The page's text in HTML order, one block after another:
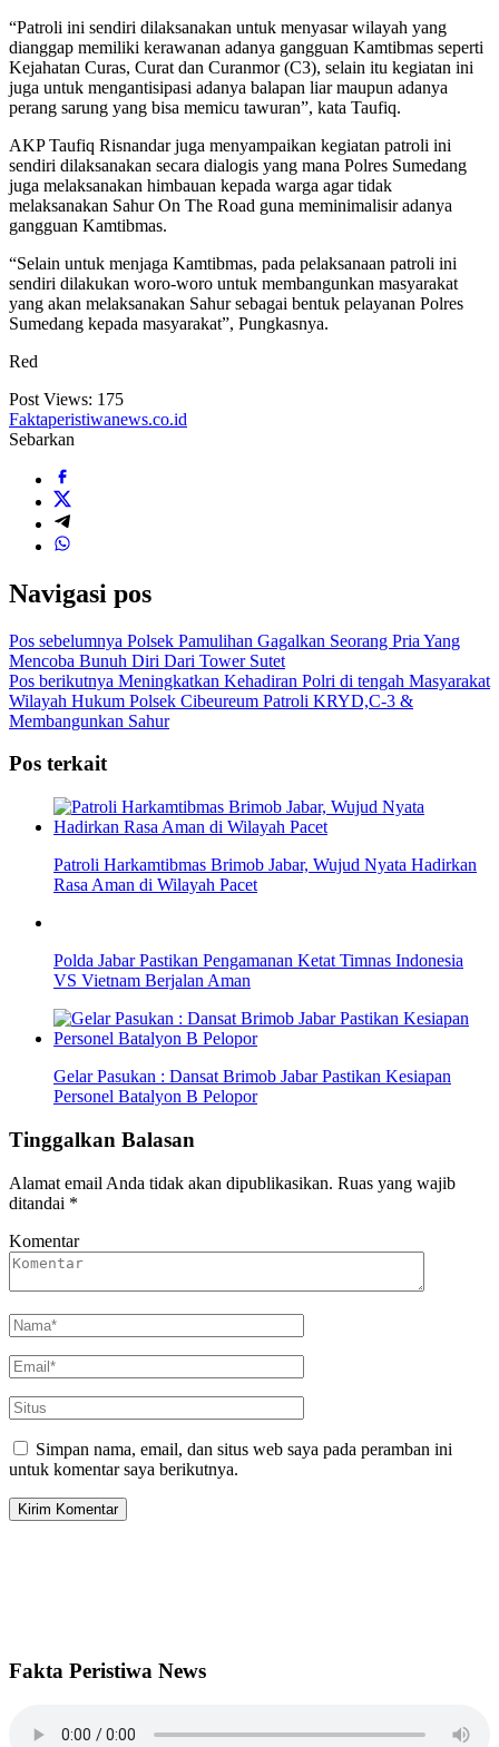
“Patroli ini sendiri dilaksanakan untuk menyasar wilayah yang
dianggap memiliki kerawanan adanya gangguan Kamtibmas seperti
Kejahatan Curas, Curat dan Curanmor (C3), selain itu kegiatan ini
juga untuk mengantisipasi adanya balapan liar maupun adanya
perang sarung yang bisa memicu tawuran”, kata Taufiq.
AKP Taufiq Risnandar juga menyampaikan kegiatan patroli ini
sendiri dilaksanakan secara dialogis yang mana Polres Sumedang
juga melaksanakan himbauan kepada warga agar tidak
melaksanakan Sahur On The Road guna meminimalisir adanya
gangguan Kamtibmas.
“Selain untuk menjaga Kamtibmas, pada pelaksanaan patroli ini
sendiri dilakukan woro-woro untuk membangunkan masyarakat
yang akan melaksanakan Sahur sebagai bentuk pelayanan Polres
Sumedang kepada masyarakat”, Pungkasnya.
Red
Post Views: 175
Faktaperistiwanews.co.id
Sebarkan
Navigasi pos
Pos sebelumnya Polsek Pamulihan Gagalkan Seorang Pria Yang
Mencoba Bunuh Diri Dari Tower Sutet
Pos berikutnya Meningkatkan Kehadiran Polri di tengah Masyarakat
Wilayah Hukum Polsek Cibeureum Patroli KRYD,C-3 &
Membangunkan Sahur
Pos terkait
Patroli Harkamtibmas Brimob Jabar, Wujud Nyata Hadirkan
Rasa Aman di Wilayah Pacet
Polda Jabar Pastikan Pengamanan Ketat Timnas Indonesia
VS Vietnam Berjalan Aman
Gelar Pasukan : Dansat Brimob Jabar Pastikan Kesiapan
Personel Batalyon B Pelopor
Tinggalkan Balasan
Alamat email Anda tidak akan dipublikasikan. Ruas yang wajib
ditandai *
Komentar
Simpan nama, email, dan situs web saya pada peramban ini
untuk komentar saya berikutnya.
Fakta Peristiwa News